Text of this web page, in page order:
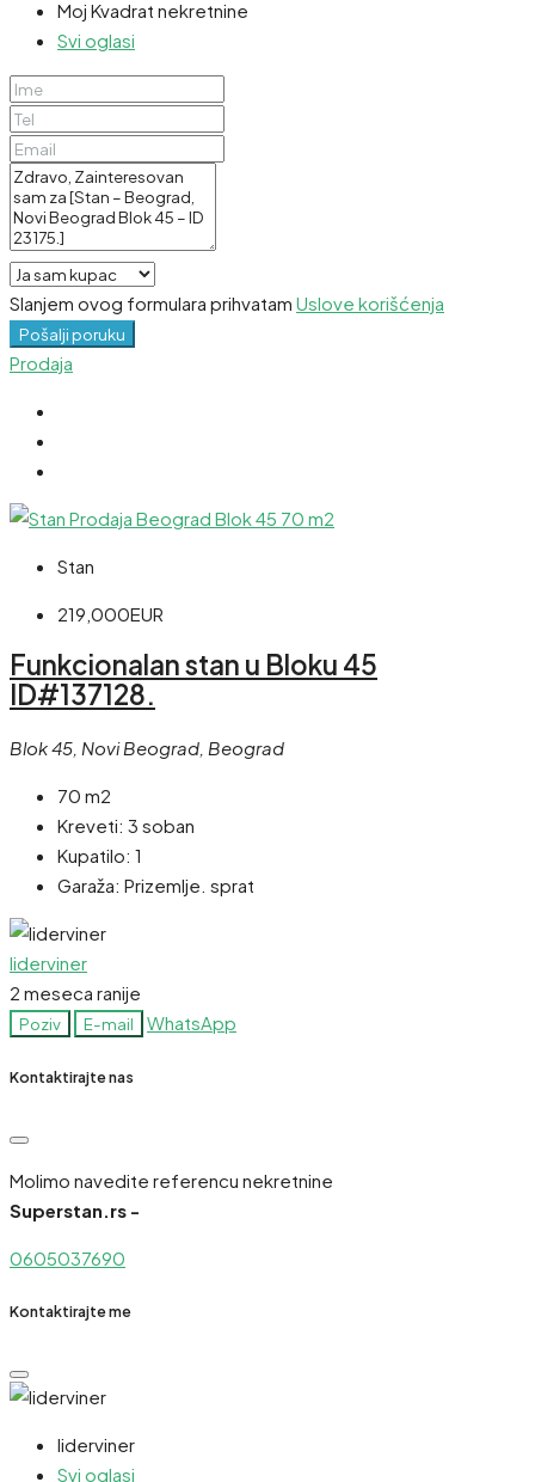
Moj Kvadrat nekretnine
Svi oglasi
Slanjem ovog formulara prihvatam Uslove korišćenja
Pošalji poruku
Prodaja
Stan
219,000EUR
Funkcionalan stan u Bloku 45
ID#137128.
Blok 45, Novi Beograd, Beograd
70 m2
Kreveti: 3 soban
Kupatilo: 1
Garaža: Prizemlje. sprat
liderviner
2 meseca ranije
Poziv E-mail WhatsApp
Kontaktirajte nas
Molimo navedite referencu nekretnine
Superstan.rs -
0605037690
Kontaktirajte me
liderviner
Svi oglasi